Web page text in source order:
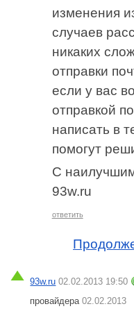
изменения
случаев
никаких
отправки
если у вас
отправкой
написать в
помогут
С
93w.ru
ответить
93w.ru 02.02.2013 19:50
провайдера02.02.2013